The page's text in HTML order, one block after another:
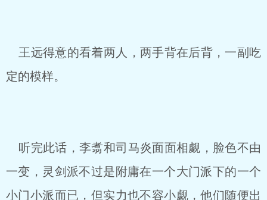
王远得意的看着两人，两手背在后背，一副吃
定的模样。
听完此话，李翥和司马炎面面相觑，脸色不由
一变，灵剑派不过是附庸在一个大门派下的一个
小门小派而已，但实力也不容小觑，他们随便出